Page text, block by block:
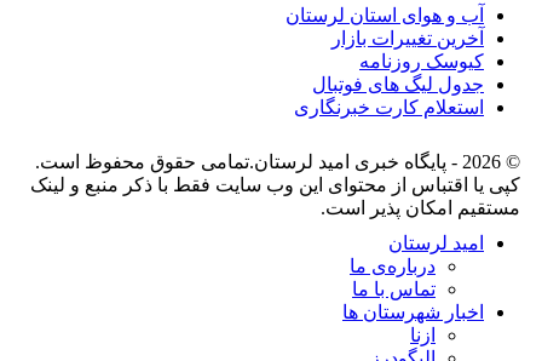
آب و هوای استان لرستان
آخرین تغییرات بازار
کیوسک روزنامه
جدول لیگ های فوتبال
استعلام کارت خبرنگاری
© 2026 - پایگاه خبری اميد لرستان.تمامی حقوق محفوظ است.
کپی یا اقتباس از محتوای این وب سایت فقط با ذکر منبع و لینک
مستقیم امکان پذیر است.
امید لرستان
درباره‌ی ما
تماس با ما
اخبار شهرستان ها
ازنا